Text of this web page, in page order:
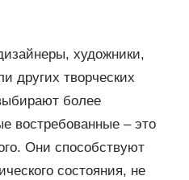
художники,
других творческих
более
востребованные – это
Они способствуют
состояния, не